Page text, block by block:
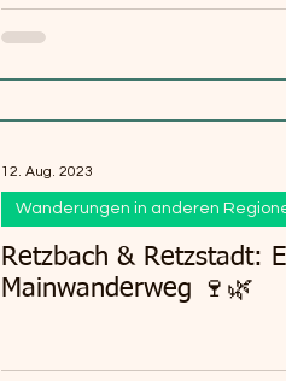
Retzbach & Retzstadt:
Mainwanderweg 🍷🌿
Wanderungen in anderen
12. Aug. 2023